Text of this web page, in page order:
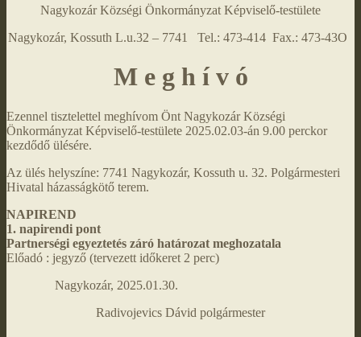
Nagykozár Községi Önkormányzat Képviselő-testülete
Nagykozár, Kossuth L.u.32 – 7741 Tel.: 473-414 Fax.: 473-43O
M e g h í v ó
Ezennel tisztelettel meghívom Önt Nagykozár Községi
Önkormányzat Képviselő-testülete 2025.02.03-án 9.00 perckor
kezdődő ülésére.
Az ülés helyszíne: 7741 Nagykozár, Kossuth u. 32. Polgármesteri
Hivatal házasságkötő terem.
NAPIREND
1. napirendi pont
Partnerségi egyeztetés záró határozat meghozatala
Előadó : jegyző (tervezett időkeret 2 perc)
Nagykozár, 2025.01.30.
Radivojevics Dávid polgármester